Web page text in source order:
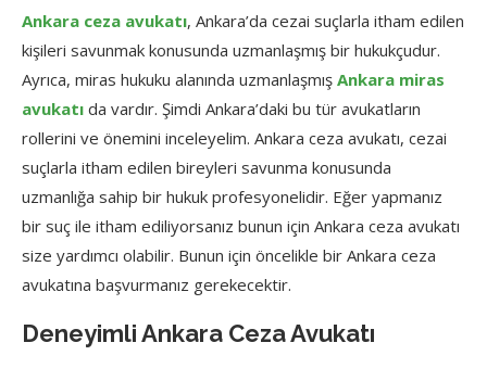
Ankara ceza avukatı, Ankara’da cezai suçlarla itham edilen
kişileri savunmak konusunda uzmanlaşmış bir hukukçudur.
Ayrıca, miras hukuku alanında uzmanlaşmış Ankara miras
avukatı da vardır. Şimdi Ankara’daki bu tür avukatların
rollerini ve önemini inceleyelim. Ankara ceza avukatı, cezai
suçlarla itham edilen bireyleri savunma konusunda
uzmanlığa sahip bir hukuk profesyonelidir. Eğer yapmanız
bir suç ile itham ediliyorsanız bunun için Ankara ceza avukatı
size yardımcı olabilir. Bunun için öncelikle bir Ankara ceza
avukatına başvurmanız gerekecektir.
Deneyimli Ankara Ceza Avukatı